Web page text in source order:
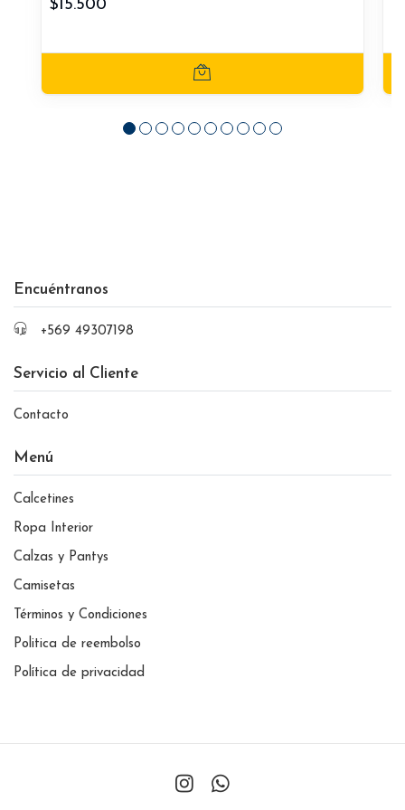
$15.500
Encuéntranos
+569 49307198
Servicio al Cliente
Contacto
Menú
Calcetines
Ropa Interior
Calzas y Pantys
Camisetas
Términos y Condiciones
Politica de reembolso
Política de privacidad